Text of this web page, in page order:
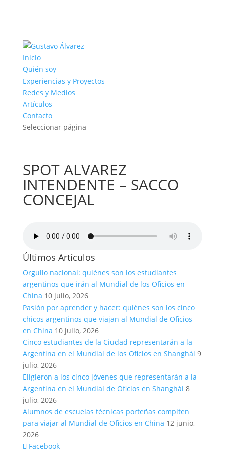
Inicio
Quién soy
Experiencias y Proyectos
Redes y Medios
Artículos
Contacto
Seleccionar página
SPOT ALVAREZ
INTENDENTE – SACCO
CONCEJAL
Últimos Artículos
Orgullo nacional: quiénes son los estudiantes
argentinos que irán al Mundial de los Oficios en
China 10 julio, 2026
Pasión por aprender y hacer: quiénes son los cinco
chicos argentinos que viajan al Mundial de Oficios
en China 10 julio, 2026
Cinco estudiantes de la Ciudad representarán a la
Argentina en el Mundial de los Oficios en Shanghái 9
julio, 2026
Eligieron a los cinco jóvenes que representarán a la
Argentina en el Mundial de Oficios en Shanghái 8
julio, 2026
Alumnos de escuelas técnicas porteñas compiten
para viajar al Mundial de Oficios en China 12 junio,
2026
Facebook